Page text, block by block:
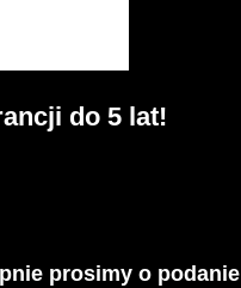
do 5 lat!
prosimy o podanie